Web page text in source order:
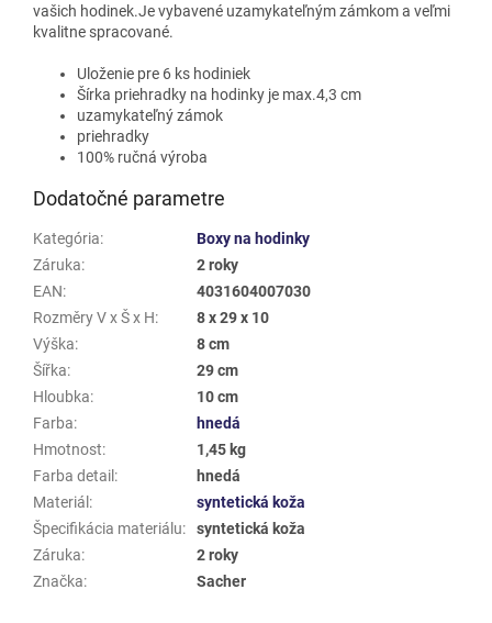
vašich hodinek.Je vybavené uzamykateľným zámkom a veľmi
kvalitne spracované.
Uloženie pre 6 ks hodiniek
Šírka priehradky na hodinky je max.4,3 cm
uzamykateľný zámok
priehradky
100% ručná výroba
Dodatočné parametre
Kategória:
Boxy na hodinky
Záruka:
2 roky
EAN:
4031604007030
Rozměry V x Š x H:
8 x 29 x 10
Výška:
8 cm
Šířka:
29 cm
Hloubka:
10 cm
Farba:
hnedá
Hmotnost:
1,45 kg
Farba detail :
hnedá
Materiál :
syntetická koža
Špecifikácia materiálu:
syntetická koža
Záruka:
2 roky
Značka: Sacher